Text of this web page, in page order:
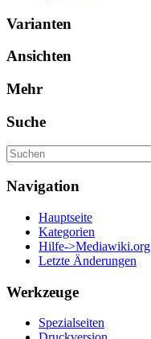
Varianten
Ansichten
Mehr
Suche
Navigation
Hauptseite
Kategorien
Hilfe->Mediawiki.org
Letzte Änderungen
Werkzeuge
Spezialseiten